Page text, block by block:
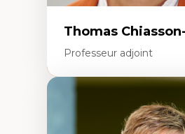
Thomas
Professeur adjoint
Théories du
Économie politique